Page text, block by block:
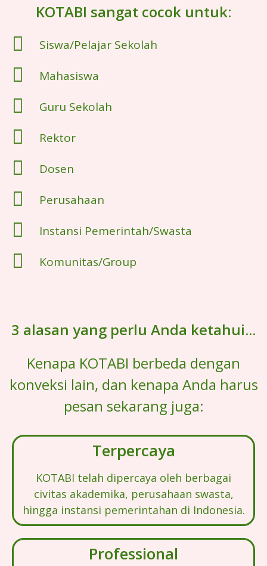
KOTABI sangat cocok untuk:
Siswa/Pelajar Sekolah
Mahasiswa
Guru Sekolah
Rektor
Dosen
Perusahaan
Instansi Pemerintah/Swasta
Komunitas/Group
3 alasan yang perlu Anda ketahui...
Kenapa KOTABI berbeda dengan
konveksi lain, dan kenapa Anda harus
pesan sekarang juga:
Terpercaya
KOTABI telah dipercaya oleh berbagai
civitas akademika, perusahaan swasta,
hingga instansi pemerintahan di Indonesia.
Professional